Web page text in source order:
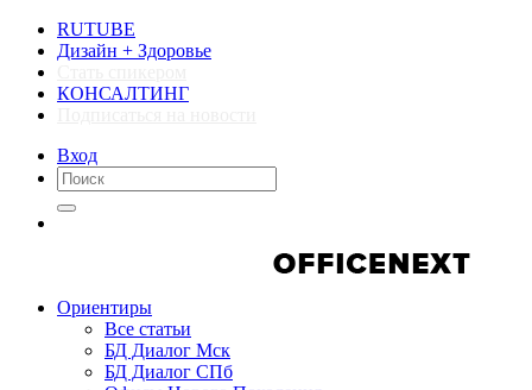
RUTUBE
Дизайн + Здоровье
КОНСАЛТИНГ
Вход
Ориентиры
Все статьи
БД Диалог Мск
БД Диалог СПб